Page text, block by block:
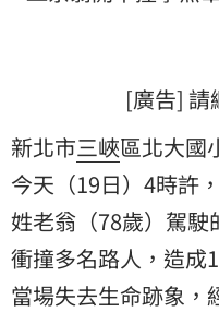
[廣告]
新北市三峽區北大國
今天（19日）4時許
姓老翁（78歲）駕駛
衝撞多名路人，造成
當場失去生命跡象，